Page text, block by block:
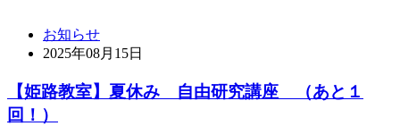
お知らせ
2025年08月15日
【姫路教室】夏休み 自由研究講座 （あと１
回！）